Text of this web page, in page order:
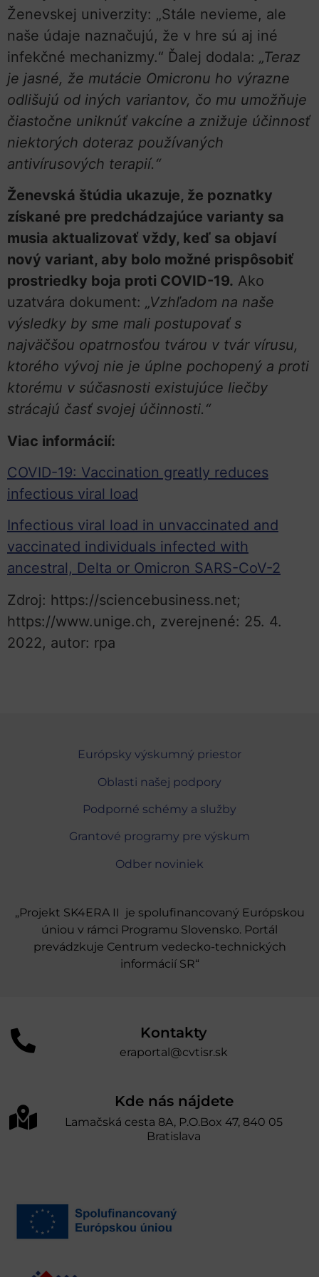
Ženevskej univerzity: „Stále nevieme, ale
naše údaje naznačujú, že v hre sú aj iné
infekčné mechanizmy.“ Ďalej dodala: „Teraz
je jasné, že mutácie Omicronu ho výrazne
odlišujú od iných variantov, čo mu umožňuje
čiastočne uniknúť vakcíne a znižuje účinnosť
niektorých doteraz používaných
antivírusových terapií.“
Ženevská štúdia ukazuje, že poznatky
získané pre predchádzajúce varianty sa
musia aktualizovať vždy, keď sa objaví
nový variant, aby bolo možné prispôsobiť
prostriedky boja proti COVID-19. Ako
uzatvára dokument: „Vzhľadom na naše
výsledky by sme mali postupovať s
najväčšou opatrnosťou tvárou v tvár vírusu,
ktorého vývoj nie je úplne pochopený a proti
ktorému v súčasnosti existujúce liečby
strácajú časť svojej účinnosti.“
Viac informácií:
COVID-19: Vaccination greatly reduces
infectious viral load
Infectious viral load in unvaccinated and
vaccinated individuals infected with
ancestral, Delta or Omicron SARS-CoV-2
Zdroj: https://sciencebusiness.net;
https://www.unige.ch, zverejnené: 25. 4.
2022, autor: rpa
Európsky výskumný priestor
Oblasti našej podpory
Podporné schémy a služby
Grantové programy pre výskum
Odber noviniek
„Projekt SK4ERA II je spolufinancovaný Európskou
úniou v rámci Programu Slovensko. Portál
prevádzkuje Centrum vedecko-technických
informácií SR“
Kontakty
eraportal@cvtisr.sk
Kde nás nájdete
Lamačská cesta 8A, P.O.Box 47, 840 05
Bratislava